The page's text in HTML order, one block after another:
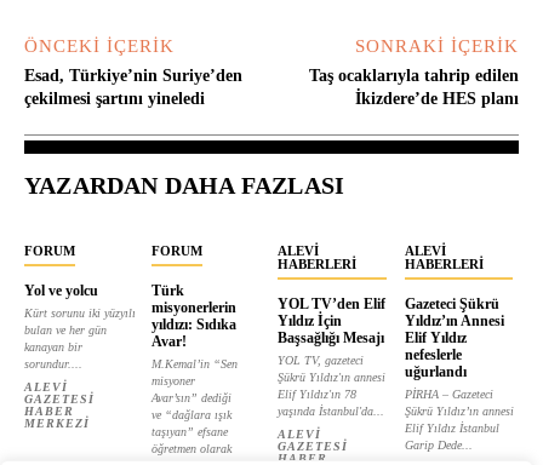
ÖNCEKI İÇERIK
Esad, Türkiye’nin Suriye’den
çekilmesi şartını yineledi
SONRAKI İÇERIK
Taş ocaklarıyla tahrip edilen
İkizdere’de HES planı
YAZARDAN DAHA FAZLASI
FORUM
Yol ve yolcu
Kürt sorunu iki yüzyılı
bulan ve her gün
kanayan bir
sorundur....
ALEVI
GAZETESI
HABER
MERKEZI
FORUM
Türk
misyonerlerin
yıldızı: Sıdıka
Avar!
M.Kemal’in “Sen
misyoner
Avar’sın” dediği
ve “dağlara ışık
taşıyan” efsane
öğretmen olarak
ALEVI
HABERLERI
YOL TV’den Elif
Yıldız İçin
Başsağlığı Mesajı
YOL TV, gazeteci
Şükrü Yıldız'ın annesi
Elif Yıldız'ın 78
yaşında İstanbul'da...
ALEVI
GAZETESI
HABER
ALEVI
HABERLERI
Gazeteci Şükrü
Yıldız’ın Annesi
Elif Yıldız
nefeslerle
uğurlandı
PİRHA – Gazeteci
Şükrü Yıldız’ın annesi
Elif Yıldız İstanbul
Garip Dede...